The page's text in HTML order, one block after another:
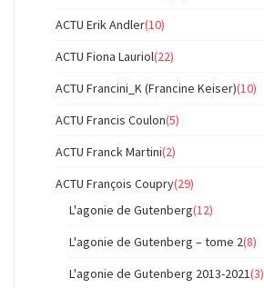
ACTU Erik Andler(10)
ACTU Fiona Lauriol(22)
ACTU Francini_K (Francine Keiser)(10)
ACTU Francis Coulon(5)
ACTU Franck Martini(2)
ACTU François Coupry(29)
L'agonie de Gutenberg(12)
L'agonie de Gutenberg – tome 2(8)
L'agonie de Gutenberg 2013-2021(3)